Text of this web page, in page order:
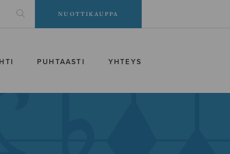
NUOTTIKAUPPA
PUHTAASTI YHTEYS